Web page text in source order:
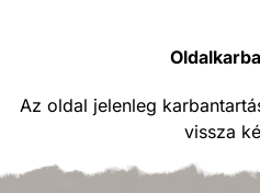
Az oldal jelenleg
vissza